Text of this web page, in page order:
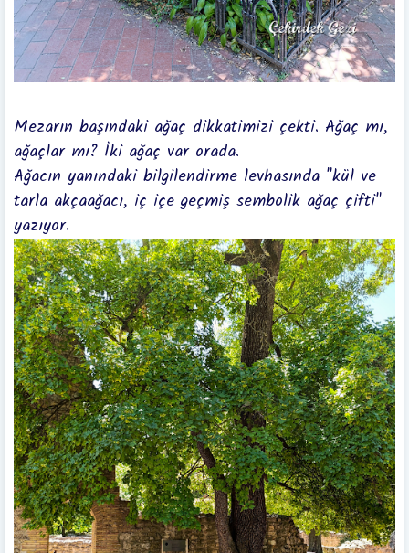
Mezarın başındaki ağaç dikkatimizi çekti. Ağaç mı,
ağaçlar mı? İki ağaç var orada.
Ağacın yanındaki bilgilendirme levhasında "kül ve
tarla akçaağacı, iç içe geçmiş sembolik ağaç çifti"
yazıyor.